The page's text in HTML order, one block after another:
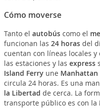
Cómo moverse
Tanto el autobúscomo el
funcionan las 24 horasdel
cuentan con líneas locales y
las estaciones y las express
Island Ferryune Manhattan
circula 24 horas. Es una
la Libertad de cerca. La
transporte público es con la